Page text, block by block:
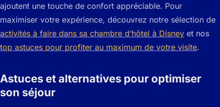
ajoutent une touche de confort appréciable. Pour
maximiser votre expérience, découvrez notre sélection de
activités à faire dans sa chambre d’hôtel à Disney et nos
top astuces pour profiter au maximum de votre visite.
Astuces et alternatives pour optimiser
son séjour